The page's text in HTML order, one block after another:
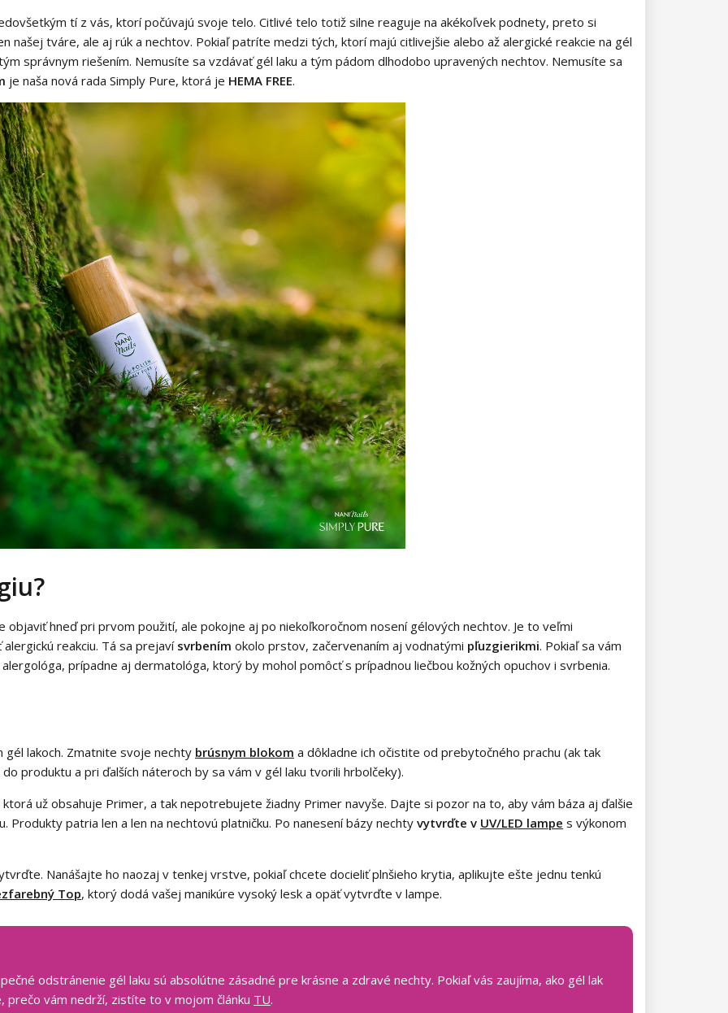
tí z vás, ktorí počúvajú svoje telo. Citlivé telo totiž silne reaguje na akékoľvek podnety, preto si
našej tváre, ale aj rúk a nechtov. Pokiaľ patríte medzi tých, ktorí majú citlivejšie alebo až alergické reakcie na gél
správnym riešením. Nemusíte sa vzdávať gél laku a tým pádom dlhodobo upravených nechtov. Nemusíte sa
je naša nová rada Simply Pure, ktorá je HEMA FREE.
hneď pri prvom použití, ale pokojne aj po niekoľkoročnom nosení gélových nechtov. Je to veľmi
reakciu. Tá sa prejavísvrbením okolo prstov, začervenaním aj vodnatými pľuzgierikmi. Pokiaľ sa vám
prípadne aj dermatológa, ktorý by mohol pomôcť s prípadnou liečbou kožných opuchov i svrbenia.
lakoch. Zmatnite svoje nechty brúsnym blokom a dôkladne ich očistite od prebytočného prachu (ak tak
produktu a pri ďalších náteroch by sa vám v gél laku tvorili hrbolčeky).
ktorá už obsahuje Primer, a tak nepotrebujete žiadny Primer navyše. Dajte si pozor na to, aby vám báza aj ďalšie
Produkty patria len a len na nechtovú platničku. Po nanesení bázy nechty vytvrďte v UV/LED lampe s výkonom
Nanášajte ho naozaj v tenkej vrstve, pokiaľ chcete docieliť plnšieho krytia, aplikujte ešte jednu tenkú
Top, ktorý dodá vašej manikúre vysoký lesk a opäť vytvrďte v lampe.
odstránenie gél laku sú absolútne zásadné pre krásne a zdravé nechty. Pokiaľ vás zaujíma, ako gél lak
prečo vám nedrží, zistíte to v mojom článku TU.